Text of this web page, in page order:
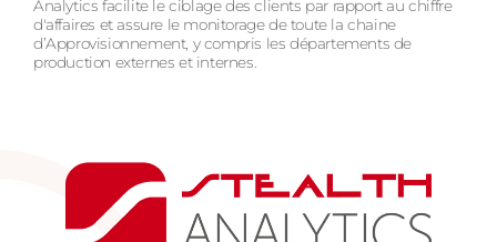
Analytics facilite le ciblage des clients par rapport au chiffre
d'affaires et assure le monitorage de toute la chaine
d’Approvisionnement, y compris les départements de
production externes et internes.